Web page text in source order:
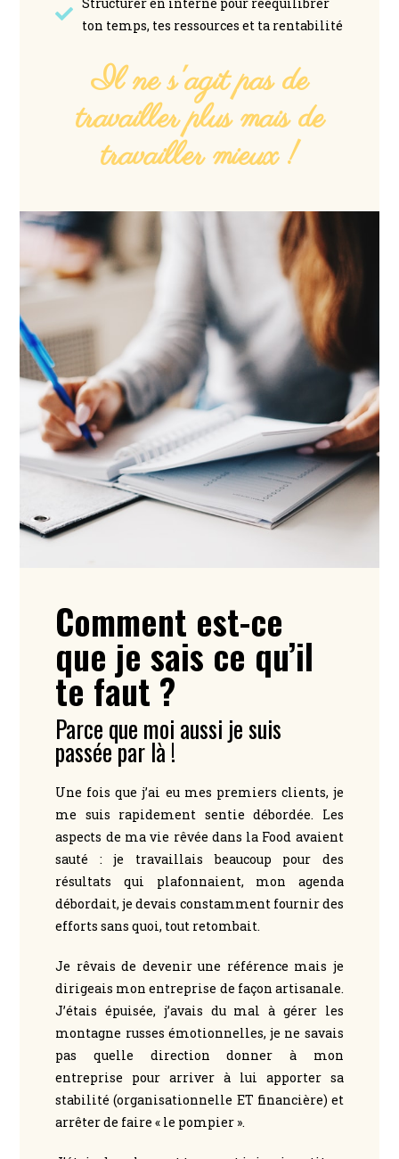
ton temps, tes ressources et ta rentabilité
Il ne s'agit pas de
travailler plus mais de
travailler mieux !
Comment est-ce
que je sais ce qu’il
te faut ?
Parce que moi aussi je suis
passée par là !
Une fois que j’ai eu mes premiers clients, je
me suis rapidement sentie débordée. Les
aspects de ma vie rêvée dans la Food avaient
sauté : je travaillais beaucoup pour des
résultats qui plafonnaient, mon agenda
débordait, je devais constamment fournir des
efforts sans quoi, tout retombait.
Je rêvais de devenir une référence mais je
dirigeais mon entreprise de façon artisanale.
J’étais épuisée, j’avais du mal à gérer les
montagne russes émotionnelles, je ne savais
pas quelle direction donner à mon
entreprise pour arriver à lui apporter sa
stabilité (organisationnelle ET financière) et
arrêter de faire « le pompier ».